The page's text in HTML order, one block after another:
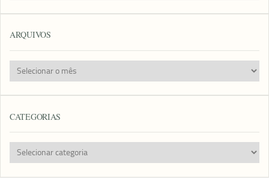
ARQUIVOS
Arquivos
CATEGORIAS
Categorias